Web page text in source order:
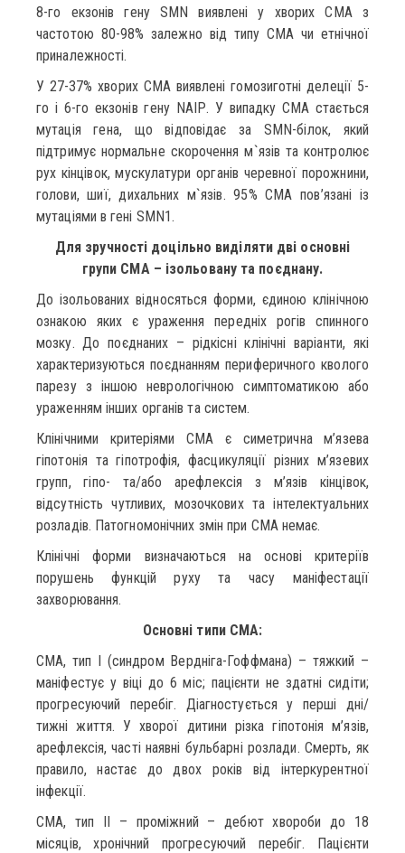
8-го екзонів гену SMN виявлені у хворих СМА з
частотою 80-98% залежно від типу СМА чи етнічної
приналежності.
У 27-37% хворих СМА виявлені гомозиготні делеції 5-
го і 6-го екзонів гену NАIР. У випадку СМА стається
мутація гена, що відповідає за SMN-білок, який
підтримує нормальне скорочення м`язів та контролює
рух кінцівок, мускулатури органів черевної порожнини,
голови, шиї, дихальних м`язів. 95% СМА пов’язані із
мутаціями в гені SMN1.
Для зручності доцільно виділяти дві основні
групи СМА – ізольовану та поєднану.
До ізольованих відносяться форми, єдиною клінічною
ознакою яких є ураження передніх рогів спинного
мозку. До поєднаних – рідкісні клінічні варіанти, які
характеризуються поєднанням периферичного кволого
парезу з іншою неврологічною симптоматикою або
ураженням інших органів та систем.
Клінічними критеріями СМА є симетрична м’язева
гіпотонія та гіпотрофія, фасцикуляції різних м’язевих
групп, гіпо- та/або арефлексія з м’язів кінцівок,
відсутність чутливих, мозочкових та інтелектуальних
розладів. Патогномонічних змін при СМА немає.
Клінічні форми визначаються на основі критеріїв
порушень функцій руху та часу маніфестації
захворювання.
Основні типи СМА:
СМА, тип І (синдром Вердніга-Гоффмана) – тяжкий –
маніфестує у віці до 6 міс; пацієнти не здатні сидіти;
прогресуючий перебіг. Діагностується у перші дні/
тижні життя. У хворої дитини різка гіпотонія м’язів,
арефлексія, часті наявні бульбарні розлади. Смерть, як
правило, настає до двох років від інтеркурентної
інфекції.
СМА, тип II – проміжний – дебют хвороби до 18
місяців, хронічний прогресуючий перебіг. Пацієнти